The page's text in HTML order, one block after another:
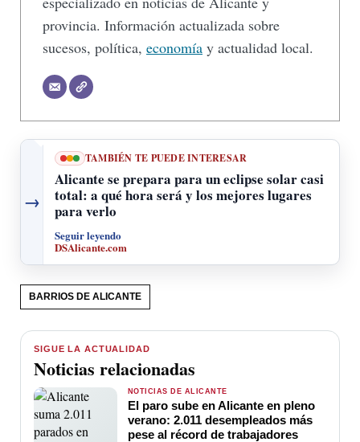
provincia. Información actualizada sobre
sucesos, política, economía y actualidad local.
→
TAMBIÉN TE PUEDE INTERESAR
Alicante se prepara para un eclipse solar casi
total: a qué hora será y los mejores lugares
para verlo
Seguir leyendo
DSAlicante.com
BARRIOS DE ALICANTE
SIGUE LA ACTUALIDAD
Noticias relacionadas
NOTICIAS DE ALICANTE
El paro sube en Alicante en pleno
verano: 2.011 desempleados más
pese al récord de trabajadores